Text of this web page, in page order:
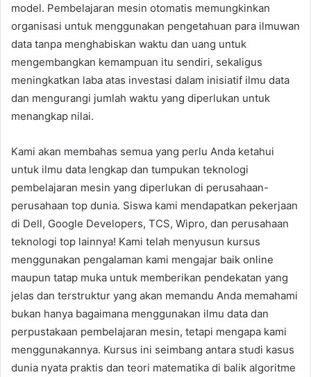
model. Pembelajaran mesin otomatis memungkinkan
organisasi untuk menggunakan pengetahuan para ilmuwan
data tanpa menghabiskan waktu dan uang untuk
mengembangkan kemampuan itu sendiri, sekaligus
meningkatkan laba atas investasi dalam inisiatif ilmu data
dan mengurangi jumlah waktu yang diperlukan untuk
menangkap nilai.
Kami akan membahas semua yang perlu Anda ketahui
untuk ilmu data lengkap dan tumpukan teknologi
pembelajaran mesin yang diperlukan di perusahaan-
perusahaan top dunia. Siswa kami mendapatkan pekerjaan
di Dell, Google Developers, TCS, Wipro, dan perusahaan
teknologi top lainnya! Kami telah menyusun kursus
menggunakan pengalaman kami mengajar baik online
maupun tatap muka untuk memberikan pendekatan yang
jelas dan terstruktur yang akan memandu Anda memahami
bukan hanya bagaimana menggunakan ilmu data dan
perpustakaan pembelajaran mesin, tetapi mengapa kami
menggunakannya. Kursus ini seimbang antara studi kasus
dunia nyata praktis dan teori matematika di balik algoritme